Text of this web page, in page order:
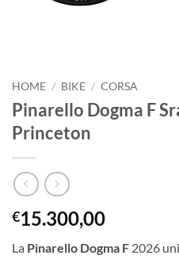
HOME / BIKE / CORSA
Pinarello Dogma F
Princeton
€15.300,00
La Pinarello Dogma F 2026